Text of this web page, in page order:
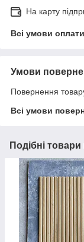
На карту
Всі умови оплати
Умови
Повернення
Всі умови
Подібні товари